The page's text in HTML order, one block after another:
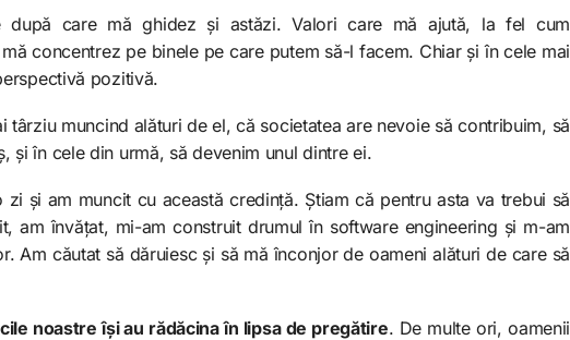
după care mă ghidez și astăzi. Valori care mă ajută, la fel cum
concentrez pe binele pe care putem să-l facem. Chiar și în cele mai
pozitivă.
târziu muncind alături de el, că societatea are nevoie să contribuim, să
și în cele din urmă, să devenim unul dintre ei.
și am muncit cu această credință. Știam că pentru asta va trebui să
am învățat, mi-am construit drumul în software engineering și m-am
Am căutat să dăruiesc și să mă înconjor de oameni alături de care să
noastre își au rădăcina în lipsa de pregătire. De multe ori, oamenii